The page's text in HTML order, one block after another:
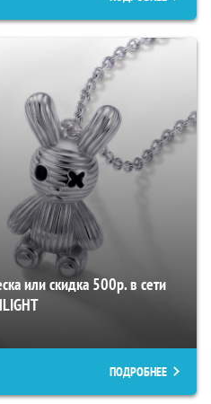
или скидка 500р. в сети
ПОДРОБНЕЕ